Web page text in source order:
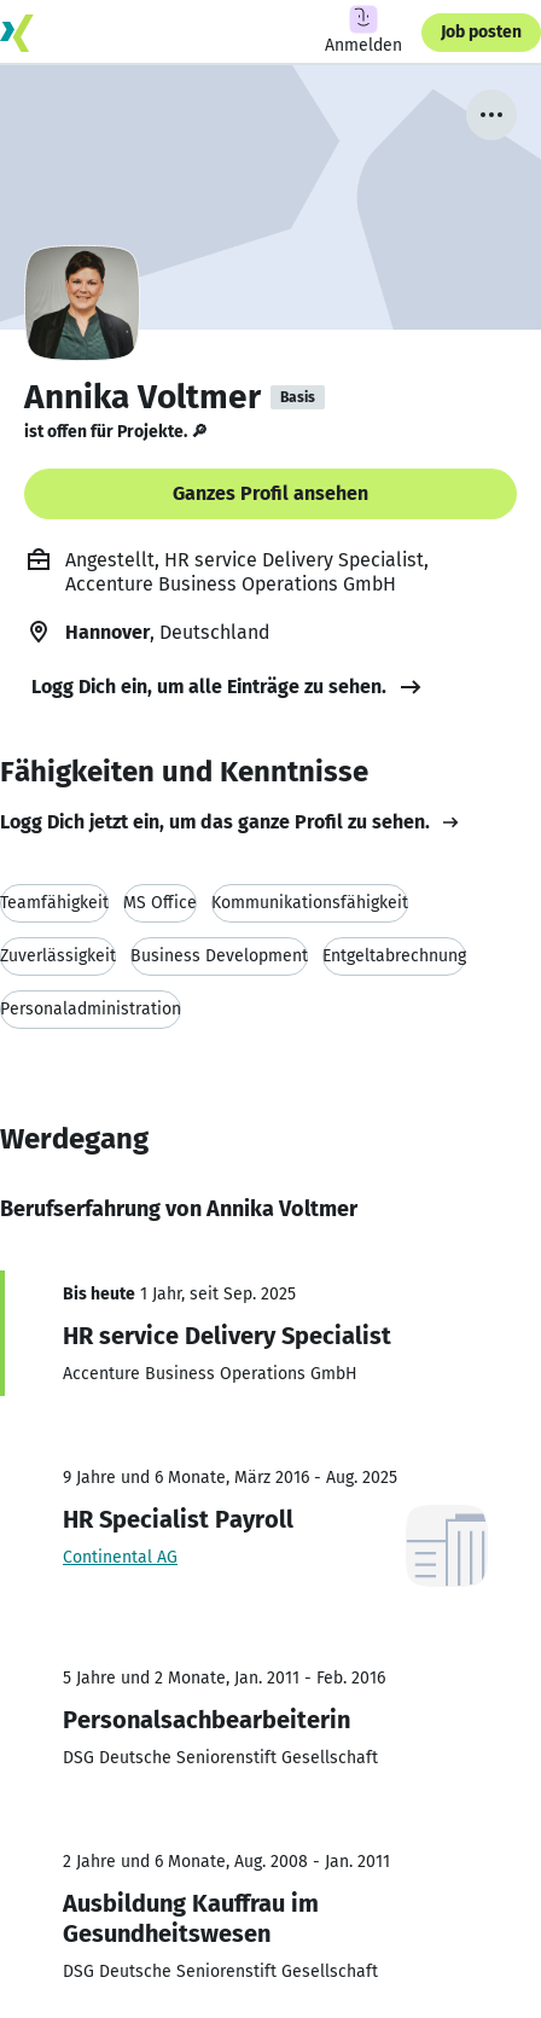
Anmelden
Job posten
Annika Voltmer Basis
ist offen für Projekte. 🔎
Ganzes Profil ansehen
Angestellt, HR service Delivery Specialist,
Accenture Business Operations GmbH
Hannover, Deutschland
Logg Dich ein, um alle Einträge zu sehen.
Fähigkeiten und Kenntnisse
Logg Dich jetzt ein, um das ganze Profil zu sehen.
Teamfähigkeit MS Office Kommunikationsfähigkeit
Zuverlässigkeit Business Development Entgeltabrechnung
Personaladministration
Werdegang
Berufserfahrung von Annika Voltmer
Bis heute 1 Jahr, seit Sep. 2025
HR service Delivery Specialist
Accenture Business Operations GmbH
9 Jahre und 6 Monate, März 2016 - Aug. 2025
HR Specialist Payroll
Continental AG
5 Jahre und 2 Monate, Jan. 2011 - Feb. 2016
Personalsachbearbeiterin
DSG Deutsche Seniorenstift Gesellschaft
2 Jahre und 6 Monate, Aug. 2008 - Jan. 2011
Ausbildung Kauffrau im
Gesundheitswesen
DSG Deutsche Seniorenstift Gesellschaft